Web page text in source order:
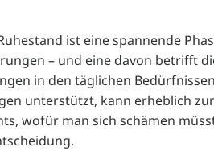
ist eine spannende
– und eine davon betrifft
in den täglichen
unterstützt, kann erheblich
wofür man sich schämen